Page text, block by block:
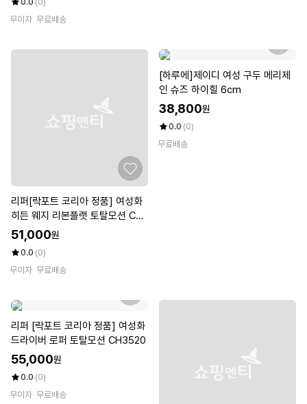
무이자 무료배송
리퍼[락포트 코리아 정품] 여성화
히든 웨지 리본플랫 토탈모션 CG
8320
51,000원
0.0 (0)
무이자 무료배송
[하루에]제이디 여성 구두 메리제
인 슈즈 하이힐 6cm
38,800원
0.0 (0)
무료배송
리퍼 [락포트 코리아 정품] 여성화
드라이버 로퍼 토탈모션 CH3520
55,000원
0.0 (0)
무이자 무료배송